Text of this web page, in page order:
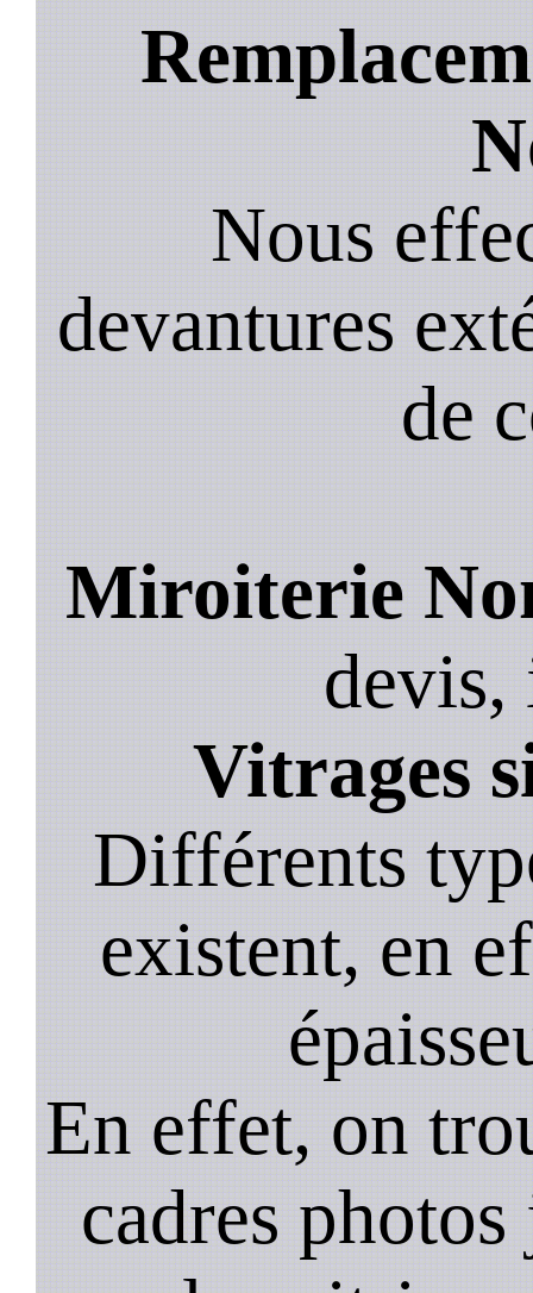
Nous
devantures
de
Miroiterie
devis,
Vitrages
Différents
existent, en
En effet, on
cadres